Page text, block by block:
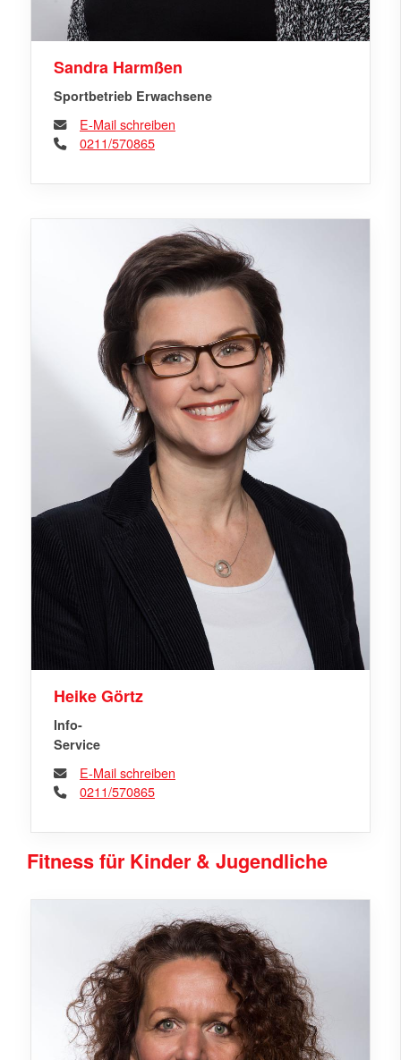
Sandra Harmßen
Sportbetrieb Erwachsene
E-Mail schreiben
0211/570865
Heike Görtz
Info-
Service
E-Mail schreiben
0211/570865
Fitness für Kinder & Jugendliche